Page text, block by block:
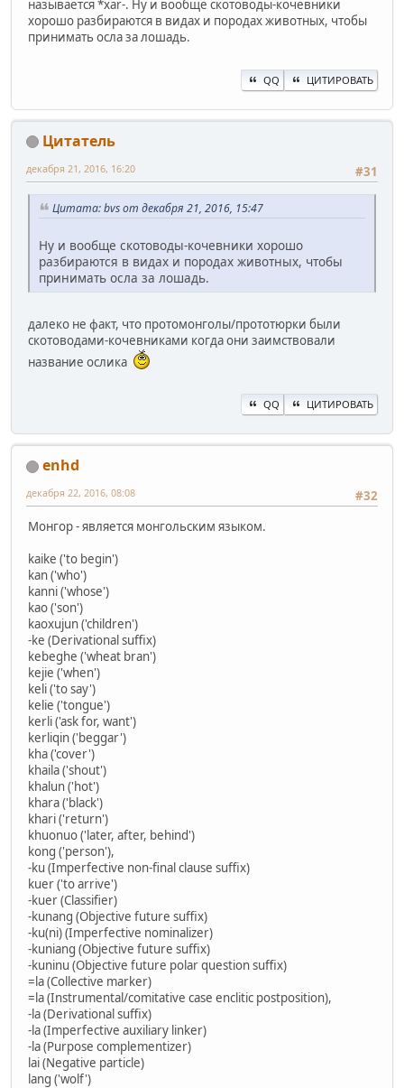
называется *xar-. Ну и вообще скотоводы-кочевники
хорошо разбираются в видах и породах животных, чтобы
принимать осла за лошадь.
QQ ЦИТИРОВАТЬ
Цитатель
#31
декабря 21, 2016, 16:20
Цитата: bvs от декабря 21, 2016, 15:47
Ну и вообще скотоводы-кочевники хорошо
разбираются в видах и породах животных, чтобы
принимать осла за лошадь.
далеко не факт, что протомонголы/прототюрки были
скотоводами-кочевниками когда они заимствовали
название ослика
QQ ЦИТИРОВАТЬ
enhd
#32
декабря 22, 2016, 08:08
Монгор - является монгольским языком.
kaike ('to begin')
kan ('who')
kanni ('whose')
kao ('son')
kaoxujun ('children')
-ke (Derivational suffix)
kebeghe ('wheat bran')
kejie ('when')
keli ('to say')
kelie ('tongue')
kerli ('ask for, want')
kerliqin ('beggar')
kha ('cover')
khaila ('shout')
khalun ('hot')
khara ('black')
khari ('return')
khuonuo ('later, after, behind')
kong ('person'),
-ku (Imperfective non-final clause suffix)
kuer ('to arrive')
-kuer (Classifier)
-kunang (Objective future suffix)
-ku(ni) (Imperfective nominalizer)
-kuniang (Objective future suffix)
-kuninu (Objective future polar question suffix)
=la (Collective marker)
=la (Instrumental/comitative case enclitic postposition),
-la (Derivational suffix)
-la (Imperfective auxiliary linker)
-la (Purpose complementizer)
lai (Negative particle)
lang ('wolf')